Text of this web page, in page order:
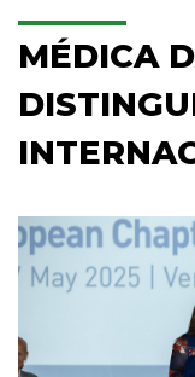
MÉDICA